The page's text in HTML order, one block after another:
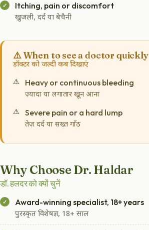
Itching, pain or discomfort
खुजली, दर्द या बेचैनी
⚠️ When to see a doctor quickly
डॉक्टर को जल्दी कब दिखाएं
Heavy or continuous bleeding
ज़्यादा या लगातार खून आना
Severe pain or a hard lump
तेज़ दर्द या सख्त गाँठ
Why Choose Dr. Haldar
डॉ. हलदर को क्यों चुनें
Award-winning specialist, 18+ years
पुरस्कृत विशेषज्ञ, 18+ साल